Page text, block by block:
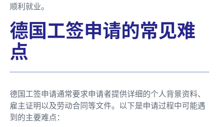
顺利就业。
德国工签申请的常见难
点
德国工签申请通常要求申请者提供详细的个人背景资料、
雇主证明以及劳动合同等文件。以下是申请过程中可能遇
到的主要难点：